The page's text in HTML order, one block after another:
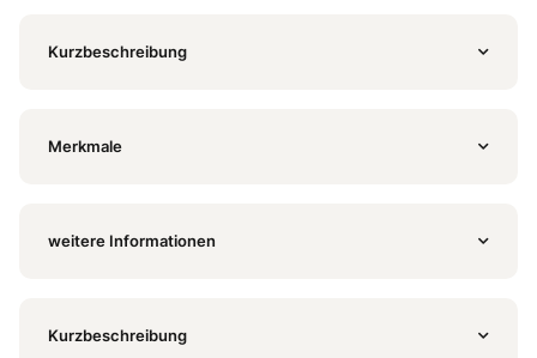
Kurzbeschreibung
Merkmale
weitere Informationen
Kurzbeschreibung